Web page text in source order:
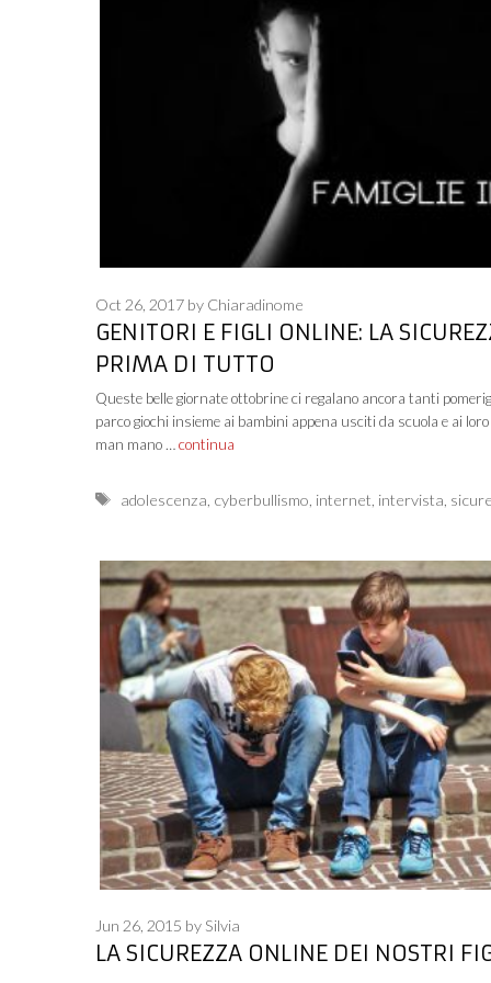
GENITORI E FIGLI ONLINE: LA
PRIMA DI TUTTO
Oct 26, 2017 by Chiaradinome
Queste belle giornate ottobrine ci regalano ancora tanti
parco giochi insieme ai bambini appena usciti da scuola e ai
man mano … continua
Tags
adolescenza cyberbullismo internet intervista
LA SICUREZZA ONLINE DEI NOSTRI
Jun 26, 2015 by Silvia